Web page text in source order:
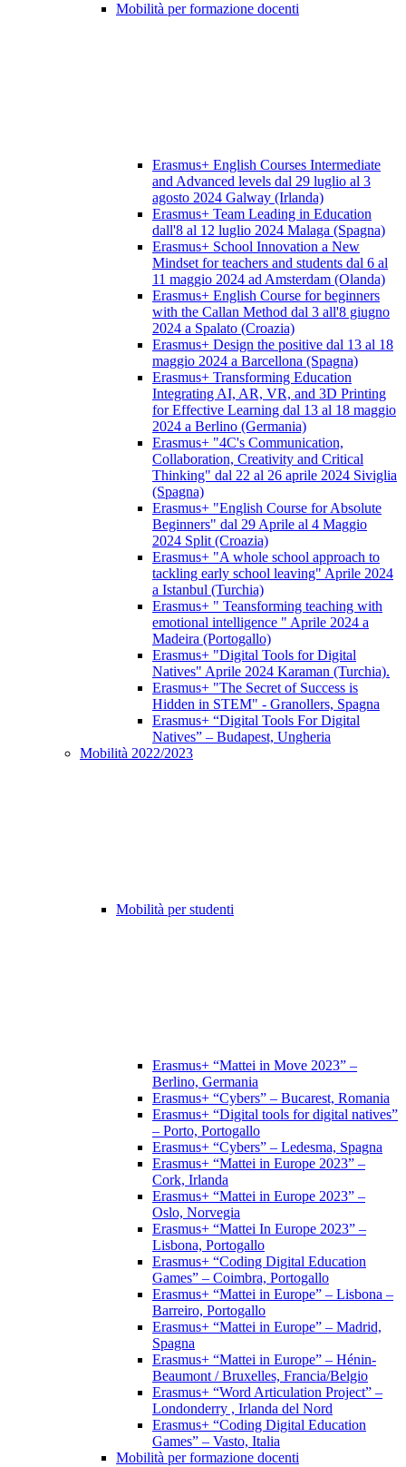
Mobilità per formazione docenti
Erasmus+ English Courses Intermediate
and Advanced levels dal 29 luglio al 3
agosto 2024 Galway (Irlanda)
Erasmus+ Team Leading in Education
dall'8 al 12 luglio 2024 Malaga (Spagna)
Erasmus+ School Innovation a New
Mindset for teachers and students dal 6 al
11 maggio 2024 ad Amsterdam (Olanda)
Erasmus+ English Course for beginners
with the Callan Method dal 3 all'8 giugno
2024 a Spalato (Croazia)
Erasmus+ Design the positive dal 13 al 18
maggio 2024 a Barcellona (Spagna)
Erasmus+ Transforming Education
Integrating AI, AR, VR, and 3D Printing
for Effective Learning dal 13 al 18 maggio
2024 a Berlino (Germania)
Erasmus+ "4C's Communication,
Collaboration, Creativity and Critical
Thinking" dal 22 al 26 aprile 2024 Siviglia
(Spagna)
Erasmus+ "English Course for Absolute
Beginners" dal 29 Aprile al 4 Maggio
2024 Split (Croazia)
Erasmus+ "A whole school approach to
tackling early school leaving" Aprile 2024
a Istanbul (Turchia)
Erasmus+ " Teansforming teaching with
emotional intelligence " Aprile 2024 a
Madeira (Portogallo)
Erasmus+ "Digital Tools for Digital
Natives" Aprile 2024 Karaman (Turchia).
Erasmus+ "The Secret of Success is
Hidden in STEM" - Granollers, Spagna
Erasmus+ “Digital Tools For Digital
Natives” – Budapest, Ungheria
Mobilità 2022/2023
Mobilità per studenti
Erasmus+ “Mattei in Move 2023” –
Berlino, Germania
Erasmus+ “Cybers” – Bucarest, Romania
Erasmus+ “Digital tools for digital natives”
– Porto, Portogallo
Erasmus+ “Cybers” – Ledesma, Spagna
Erasmus+ “Mattei in Europe 2023” –
Cork, Irlanda
Erasmus+ “Mattei in Europe 2023” –
Oslo, Norvegia
Erasmus+ “Mattei In Europe 2023” –
Lisbona, Portogallo
Erasmus+ “Coding Digital Education
Games” – Coimbra, Portogallo
Erasmus+ “Mattei in Europe” – Lisbona –
Barreiro, Portogallo
Erasmus+ “Mattei in Europe” – Madrid,
Spagna
Erasmus+ “Mattei in Europe” – Hénin-
Beaumont / Bruxelles, Francia/Belgio
Erasmus+ “Word Articulation Project” –
Londonderry , Irlanda del Nord
Erasmus+ “Coding Digital Education
Games” – Vasto, Italia
Mobilità per formazione docenti